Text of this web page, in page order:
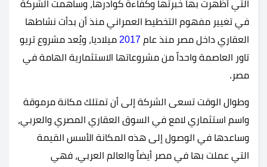
التي أظهرت بها خبرتها وكفاءة كوادرها، وساهمت الشركة
في تغيير مفهوم التخطيط العمراني منذ أن بدأت نشاطها
العقاري داخل مصر منذ عام 2017 ميلاديا، ويُعد مشروع تريو
تاور العاصمة واحداً من مشروعاتها الاستثمارية الهامة في
مصر.
وطوال الوقت تسعى الشركة إلى أن تمتلك مكانة مرموقة
واسم استثماري لامع في السوق العقاري المصري والعربي،
وساعدها في الوصول إلى هذه المكانة الأسس القيمة
التي عملت بها في مصر أيضاً والعالم العربي، فهي